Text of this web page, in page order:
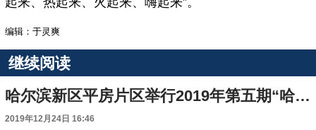
编辑：于灵爽
继续阅读
哈尔滨新区平房片区举行2019年第五期“哈南政务”主题发布
2019年12月24日 16:46